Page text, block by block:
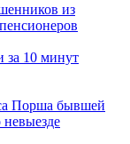
из
за 10 минут
Порша бывшей